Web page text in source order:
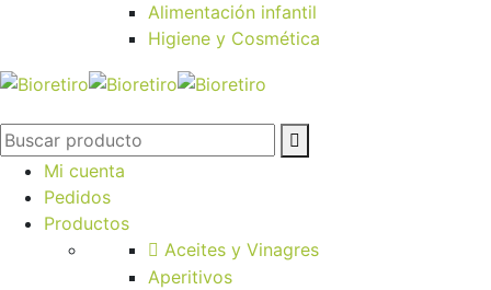
Alimentación infantil
Higiene y Cosmética
Mi cuenta
Pedidos
Productos
Aceites y Vinagres
Aperitivos